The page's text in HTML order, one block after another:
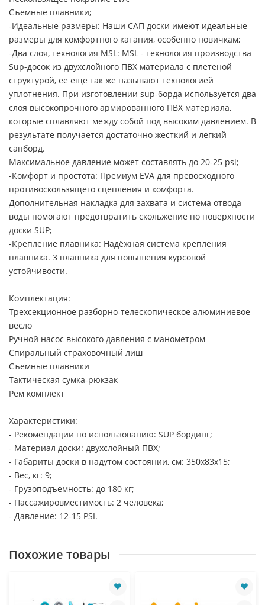
Съемные плавники;
-Идеальные размеры: Наши САП доски имеют идеальные
размеры для комфортного катания, особенно новичкам;
-Два слоя, технология MSL: MSL - технология производства
Sup-досок из двухслойного ПВХ материала с плетеной
структурой, ее еще так же называют технологией
уплотнения. При изготовлении sup-борда используется два
слоя высокопрочного армированного ПВХ материала,
которые сплавляют между собой под высоким давлением. В
результате получается достаточно жесткий и легкий
сапборд.
Максимальное давление может составлять до 20-25 psi;
-Комфорт и простота: Премиум EVA для превосходного
противоскользящего сцепления и комфорта.
Дополнительная накладка для захвата и система отвода
воды помогают предотвратить скольжение по поверхности
доски SUP;
-Крепление плавника: Надёжная система крепления
плавника. 3 плавника для повышения курсовой
устойчивости.
Комплектация:
Трехсекционное разборно-телескопическое алюминиевое
весло
Ручной насос высокого давления с манометром
Спиральный страховочный лиш
Съемные плавники
Тактическая сумка-рюкзак
Рем комплект
Характеристики:
- Рекомендации по использованию: SUP бординг;
- Материал доски: двухслойный ПВХ;
- Габариты доски в надутом состоянии, см: 350x83x15;
- Вес, кг: 9;
- Грузоподъемность: до 180 кг;
- Пассажировместимость: 2 человека;
- Давление: 12-15 PSI.
Похожие товары